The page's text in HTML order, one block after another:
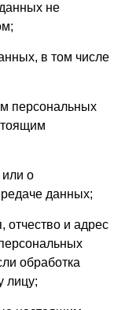
не
в том числе
персональных
о
данных;
и адрес
обработка
лицу;